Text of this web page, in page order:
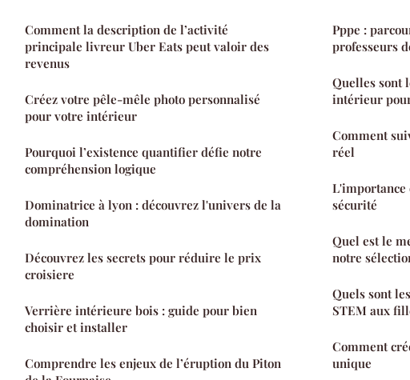
Comment la description de l’activité
principale livreur Uber Eats peut valoir des
revenus
Créez votre pêle-mêle photo personnalisé
pour votre intérieur
Pourquoi l’existence quantifier défie notre
compréhension logique
Dominatrice à lyon : découvrez l'univers de la
domination
Découvrez les secrets pour réduire le prix
croisiere
Verrière intérieure bois : guide pour bien
choisir et installer
Comprendre les enjeux de l’éruption du Piton
Pppe :
professeurs
Quelles sont
intérieur
Comment
réel
L'importance
sécurité
Quel est le
notre
Quels sont
STEM aux
Comment
unique